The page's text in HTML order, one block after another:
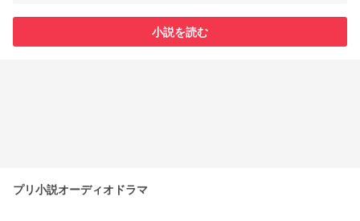
小説を読む
プリ小説オーディオドラマ